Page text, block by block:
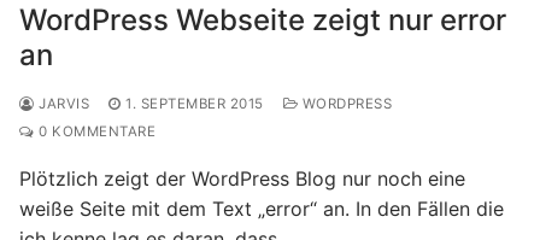
WordPress Webseite zeigt nur error
an
JARVIS 1. SEPTEMBER 2015
WORDPRESS
0 KOMMENTARE
Plötzlich zeigt der WordPress Blog nur noch eine
weiße Seite mit dem Text „error“ an. In den Fällen die